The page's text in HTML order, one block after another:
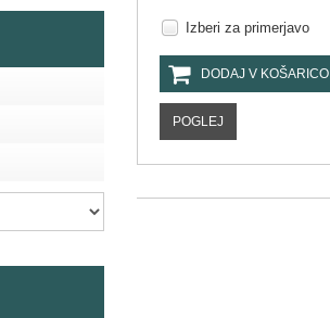
Izberi za primerjavo
DODAJ V KOŠARICO
POGLEJ